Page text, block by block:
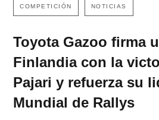
COMPETICIÓN NOTICIAS
Toyota Gazoo firma
Finlandia con la
Pajari y refuerza su
Mundial de Rallys